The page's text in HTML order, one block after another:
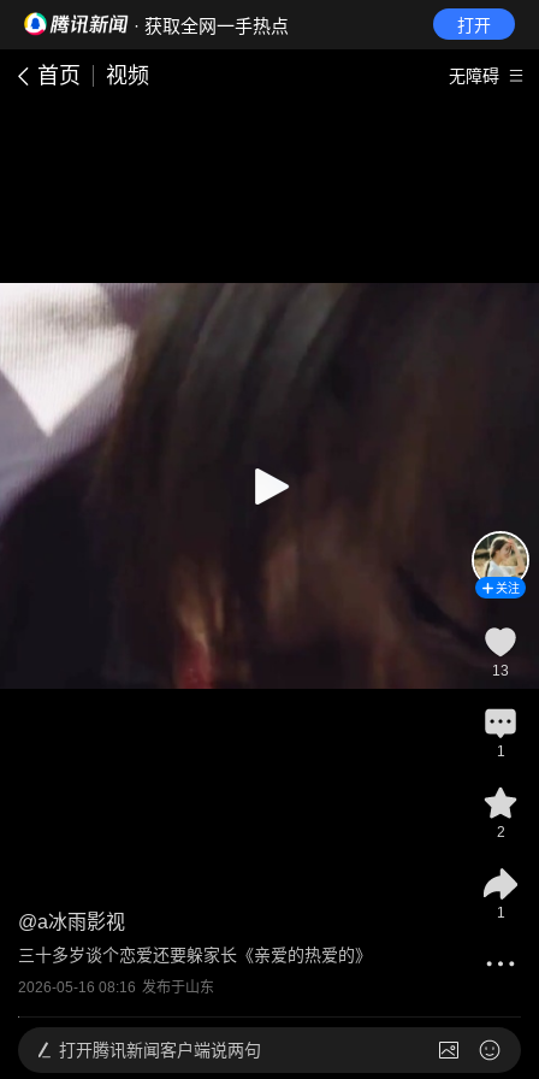
· 获取全网一手热点 打开
首页 视频 无障碍
@a冰雨影视
三十多岁谈个恋爱还要躲家长《亲爱的热爱的》
2026-05-16 08:16 发布于山东
关注
13
1
2
1
打开腾讯新闻客户端说两句